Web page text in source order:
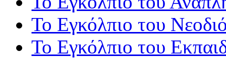
Το Εγκόλπιο του
Το Εγκόλπιο του